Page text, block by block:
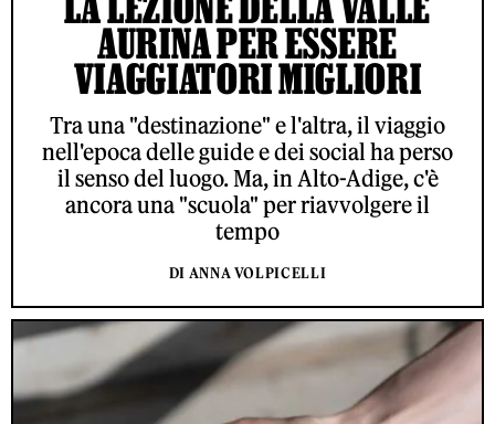
AURINA PER ESSERE
VIAGGIATORI MIGLIORI
Tra una "destinazione" e l'altra, il viaggio
nell'epoca delle guide e dei social ha perso
il senso del luogo. Ma, in Alto-Adige, c'è
ancora una "scuola" per riavvolgere il
tempo
DI ANNA VOLPICELLI